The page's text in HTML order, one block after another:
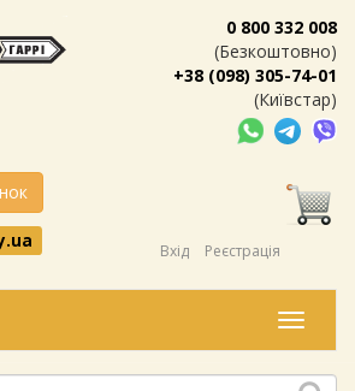
0 800 332 008
(Безкоштовно)
+38 (098) 305-74-01
(Київстар)
Вхід Реєстрація
Меню